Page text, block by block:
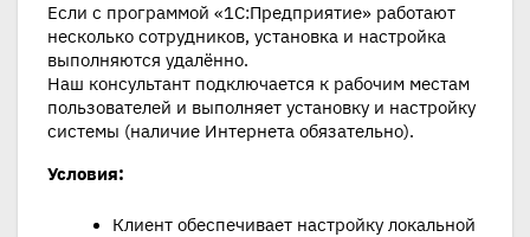
Если с программой «1С:Предприятие» работают
несколько сотрудников, установка и настройка
выполняются удалённо.
Наш консультант подключается к рабочим местам
пользователей и выполняет установку и настройку
системы (наличие Интернета обязательно).
Условия:
Клиент обеспечивает настройку локальной